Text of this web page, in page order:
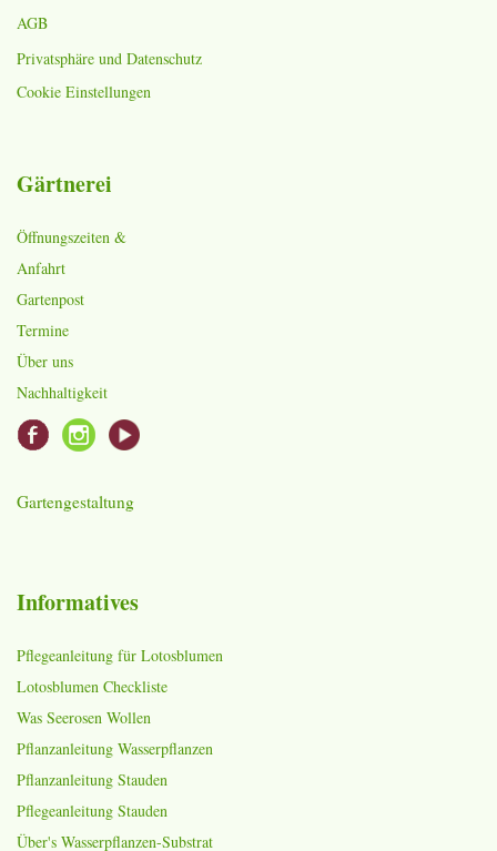
AGB
Privatsphäre und Datenschutz
Cookie Einstellungen
Gärtnerei
Öffnungszeiten &
Anfahrt
Gartenpost
Termine
Über uns
Nachhaltigkeit
Gartengestaltung
Informatives
Pflegeanleitung für Lotosblumen
Lotosblumen Checkliste
Was Seerosen Wollen
Pflanzanleitung Wasserpflanzen
Pflanzanleitung Stauden
Pflegeanleitung Stauden
Über's Wasserpflanzen-Substrat